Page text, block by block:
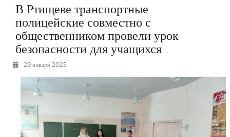
КОНКУРСЫ
ФОТОРЕПОРТАЖИ
РЕКЛАМОДАТЕЛЯМ
ОБЪЯВЛЕНИЯ
КОНТАКТЫ
В Ртищеве транспортные
полицейские совместно с
общественником провели урок
безопасности для учащихся
29 января 2025